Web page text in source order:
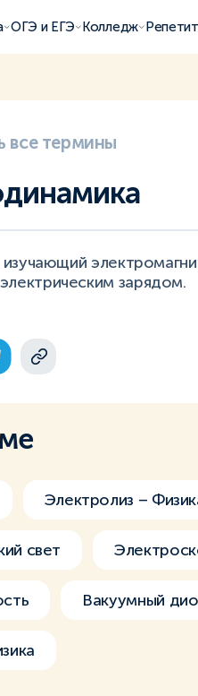
ОГЭ и ЕГЭ Колледж
все термины
изучающий
зарядом.
Электролиз –
свет
Вакуумный